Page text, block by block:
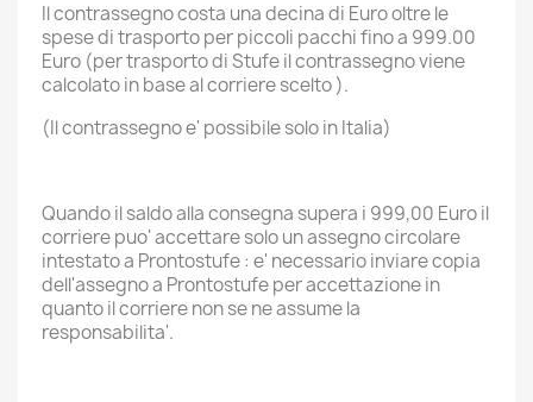
Il contrassegno costa una decina di Euro oltre le
spese di trasporto per piccoli pacchi fino a 999.00
Euro (per trasporto di Stufe il contrassegno viene
calcolato in base al corriere scelto ).
(Il contrassegno e' possibile solo in Italia)
Quando il saldo alla consegna supera i 999,00 Euro il
corriere puo' accettare solo un assegno circolare
intestato a Prontostufe : e' necessario inviare copia
dell'assegno a Prontostufe per accettazione in
quanto il corriere non se ne assume la
responsabilita'.